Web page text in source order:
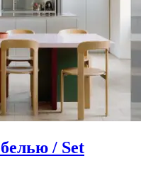
/ Set